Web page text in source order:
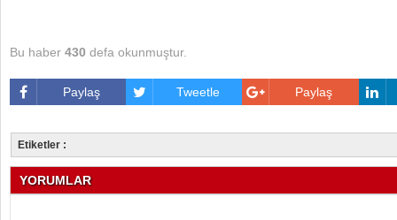
Bu haber 430 defa okunmuştur.
Paylaş Tweetle Paylaş
Etiketler :
YORUMLAR